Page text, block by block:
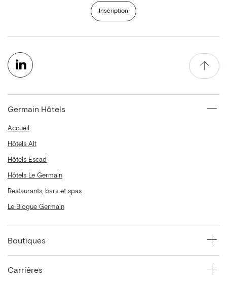
Inscription
Germain Hôtels
Accueil
Hôtels Alt
Hôtels Escad
Hôtels Le Germain
Restaurants, bars et spas
Le Blogue Germain
Boutiques
Carrières